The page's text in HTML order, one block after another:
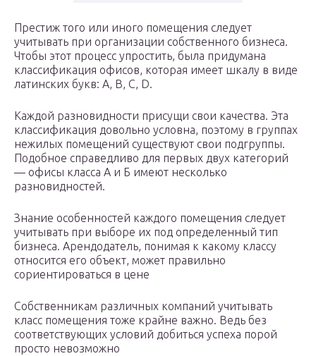
Престиж того или иного помещения следует
учитывать при организации собственного бизнеса.
Чтобы этот процесс упростить, была придумана
классификация офисов, которая имеет шкалу в виде
латинских букв: A, B, C, D.
Каждой разновидности присущи свои качества. Эта
классификация довольно условна, поэтому в группах
нежилых помещений существуют свои подгруппы.
Подобное справедливо для первых двух категорий
— офисы класса А и Б имеют несколько
разновидностей.
Знание особенностей каждого помещения следует
учитывать при выборе их под определенный тип
бизнеса. Арендодатель, понимая к какому классу
относится его объект, может правильно
сориентироваться в цене
Собственникам различных компаний учитывать
класс помещения тоже крайне важно. Ведь без
соответствующих условий добиться успеха порой
просто невозможно